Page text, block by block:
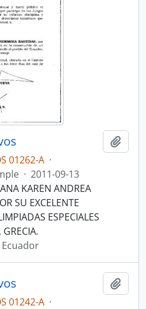
01262-A ·
· 2011-09-13
KAREN ANDREA
SU EXCELENTE
ESPECIALES
01242-A ·